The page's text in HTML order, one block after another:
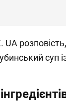
UA
суп